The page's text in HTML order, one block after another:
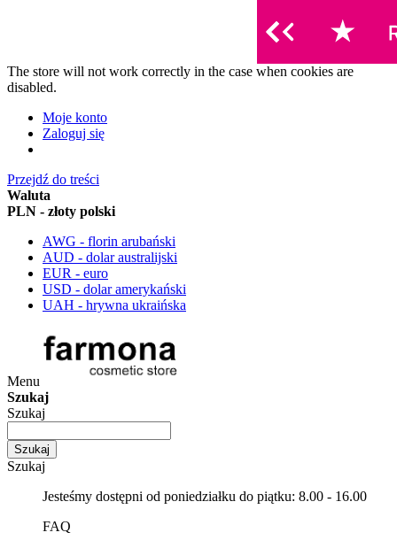
The store will not work correctly in the case when cookies are
disabled.
Moje konto
Zaloguj się
Przejdź do treści
Waluta
PLN - złoty polski
AWG - florin arubański
AUD - dolar australijski
EUR - euro
USD - dolar amerykański
UAH - hrywna ukraińska
Menu
Szukaj
Szukaj
Szukaj
Szukaj
Jesteśmy dostępni od poniedziałku do piątku: 8.00 - 16.00
FAQ